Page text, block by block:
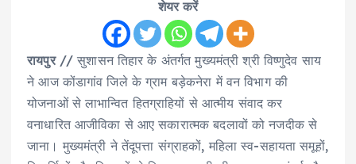
शेयर करें
रायपुर// सुशासन तिहार के अंतर्गत मुख्यमंत्री श्री विष्णुदेव साय
ने आज कोंडागांव जिले के ग्राम बड़ेकनेरा में वन विभाग की
योजनाओं से लाभान्वित हितग्राहियों से आत्मीय संवाद कर
वनाधारित आजीविका से आए सकारात्मक बदलावों को नजदीक से
जाना। मुख्यमंत्री ने तेंदूपत्ता संग्राहकों, महिला स्व-सहायता समूहों,